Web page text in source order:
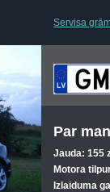
Servisa
Par
Jauda: 155
Motora
Izlaiduma